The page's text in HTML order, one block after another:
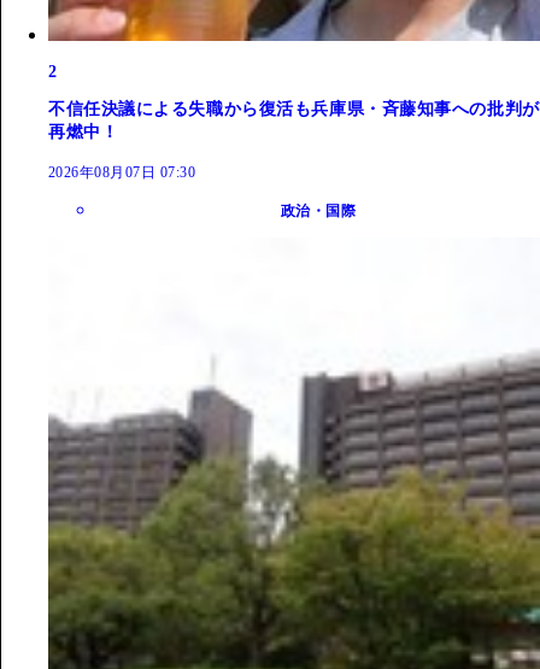
2
不信任決議による失職から復活も兵庫県・斉藤知事への批判が
再燃中！
2026年08月07日 07:30
政治・国際